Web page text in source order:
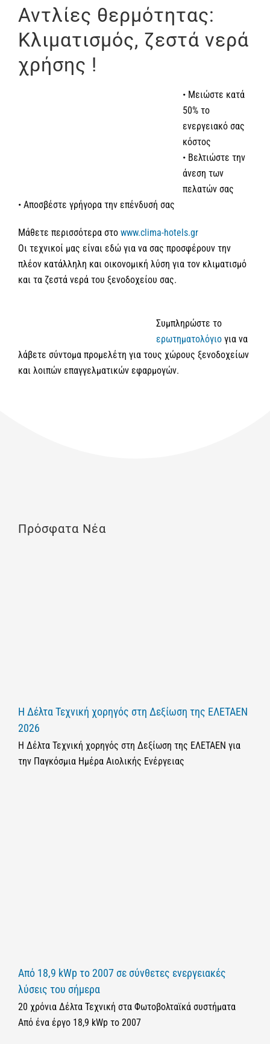
Αντλίες θερμότητας:
Κλιματισμός, ζεστά νερά
χρήσης !
• Μειώστε κατά
50% το
ενεργειακό σας
κόστος
• Βελτιώστε την
άνεση των
πελατών σας
• Αποσβέστε γρήγορα την επένδυσή σας
Μάθετε περισσότερα στο www.clima-hotels.gr
Οι τεχνικοί μας είναι εδώ για να σας προσφέρουν την
πλέον κατάλληλη και οικονομική λύση για τον κλιματισμό
και τα ζεστά νερά του ξενοδοχείου σας.
Συμπληρώστε το
ερωτηματολόγιο για να
λάβετε σύντομα προμελέτη για τους χώρους ξενοδοχείων
και λοιπών επαγγελματικών εφαρμογών.
Πρόσφατα Νέα
Η Δέλτα Τεχνική χορηγός στη Δεξίωση της ΕΛΕΤΑΕΝ
2026
Η Δέλτα Τεχνική χορηγός στη Δεξίωση της ΕΛΕΤΑΕΝ για
την Παγκόσμια Ημέρα Αιολικής Ενέργειας
Από 18,9 kWp το 2007 σε σύνθετες ενεργειακές
λύσεις του σήμερα
20 χρόνια Δέλτα Τεχνική στα Φωτοβολταϊκά συστήματα
Από ένα έργο 18,9 kWp το 2007